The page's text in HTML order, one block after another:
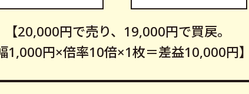
【20,000円で売り、19,000円で買戻。
1,000円×倍率10倍×1枚＝差益10,000円